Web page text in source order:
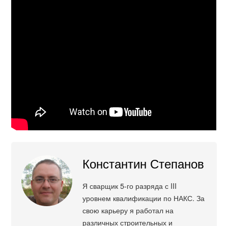
Константин Степанов
Я сварщик 5-го разряда с III
уровнем квалификации по НАКС. За
свою карьеру я работал на
различных строительных и